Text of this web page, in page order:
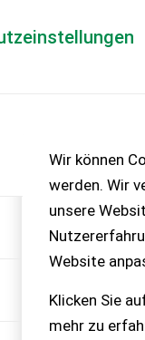
Wir können
werden. Wir
unsere
Website
Klicken Sie
mehr zu
– KEINE